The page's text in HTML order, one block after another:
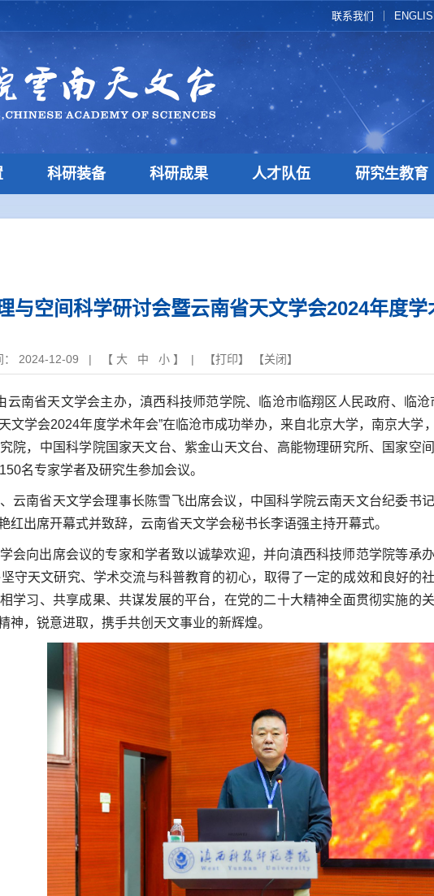
联系我们
科研装备 科研成果 人才队伍 研究生教育
与空间科学研讨会暨云南省天文学会2024年度
： 2024-12-09 | 【 大 中 小 】 | 【打印】 【关闭】
云南省天文学会主办，滇西科技师范学院、临沧市临翔区人民政府、临
文学会2024年度学术年会”在临沧市成功举办，来自北京大学，南京大学
院，中国科学院国家天文台、紫金山天文台、高能物理研究所、国家空
名专家学者及研究生参加会议。
云南省天文学会理事长陈雪飞出席会议，中国科学院云南天文台纪委书
红出席开幕式并致辞，云南省天文学会秘书长李语强主持开幕式。
会向出席会议的专家和学者致以诚挚欢迎，并向滇西科技师范学院等承
守天文研究、学术交流与科普教育的初心，取得了一定的成效和良好的
学习、共享成果、共谋发展的平台，在党的二十大精神全面贯彻实施的
神，锐意进取，携手共创天文事业的新辉煌。